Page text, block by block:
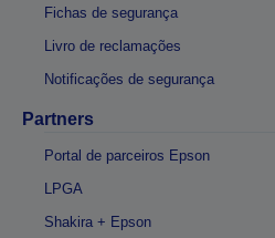
Fichas de segurança
Livro de reclamações
Notificações de segurança
Partners
Portal de parceiros Epson
LPGA
Shakira + Epson